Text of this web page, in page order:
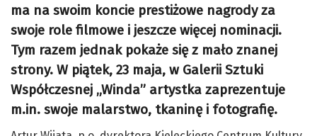
ma na swoim koncie prestiżowe nagrody za
swoje role filmowe i jeszcze więcej nominacji.
Tym razem jednak pokaże się z mało znanej
strony. W piątek, 23 maja, w Galerii Sztuki
Współczesnej „Winda” artystka zaprezentuje
m.in. swoje malarstwo, tkaninę i fotografię.